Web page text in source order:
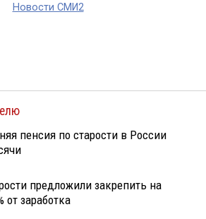
Новости СМИ2
пенсия по старости в России
предложили закрепить на
от заработка